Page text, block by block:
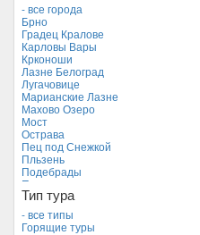
Италия
Камбоджа
Кипр
Куба
Мальдивские острова
Мальта
Новая Зеландия
Объединенные Арабские Эмираты
Перу
Россия
Таиланд
Тунис
Турция
Финляндия
Франция
Хорватия
Черногория
Чехия *
- все города
Брно
Градец Кралове
Карловы Вары
Крконоши
Лазне Белоград
Лугачовице
Марианские Лазне
Махово Озеро
Мост
Острава
Пец под Снежкой
Пльзень
Подебрады
Прага
Теплице
Франтишкови Лазне
Тип тура
- все типы
Горящие туры